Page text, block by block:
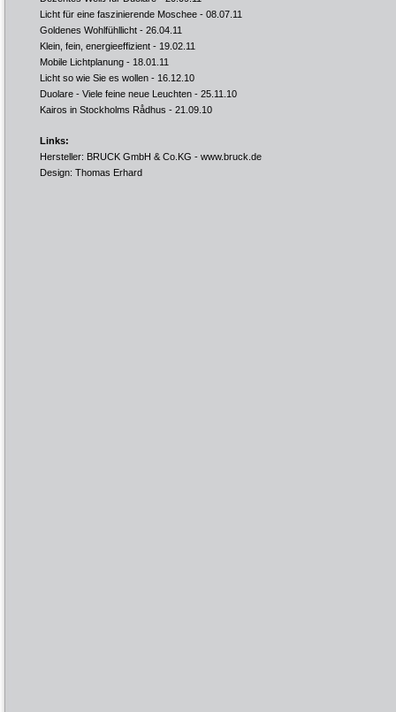
Licht für eine faszinierende Moschee - 08.07.11
Goldenes Wohlfühllicht - 26.04.11
Klein, fein, energieeffizient - 19.02.11
Mobile Lichtplanung - 18.01.11
Licht so wie Sie es wollen - 16.12.10
Duolare - Viele feine neue Leuchten - 25.11.10
Kairos in Stockholms Rådhus - 21.09.10
Links:
Hersteller: BRUCK GmbH & Co.KG - www.bruck.de
Design: Thomas Erhard